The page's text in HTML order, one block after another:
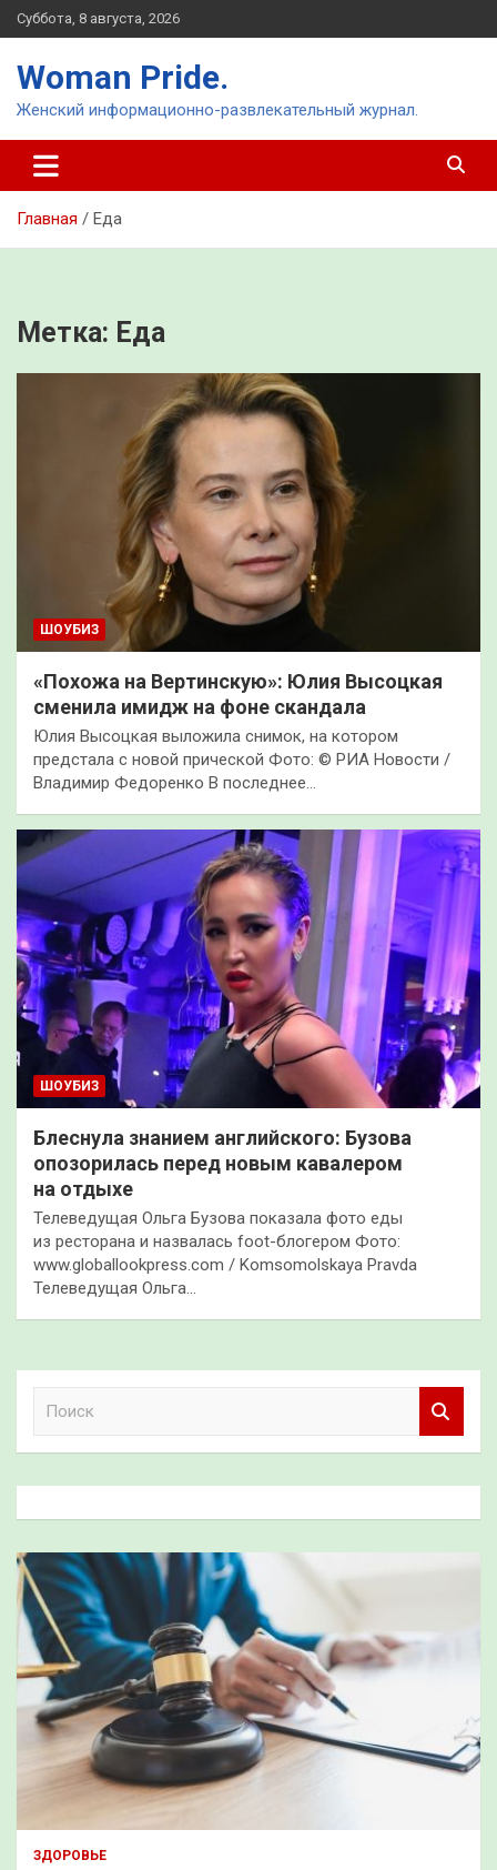
Перейти
к
Суббота, 8 августа, 2026
Woman Pride.
Женский информационно-развлекательный журнал.
Главная Еда
Метка: Еда
ШОУБИЗ
«Похожа на Вертинскую»: Юлия Высоцкая
сменила имидж на фоне скандала
Юлия Высоцкая выложила снимок, на котором
предстала с новой прической Фото: © РИА Новости /
Владимир Федоренко В последнее…
ШОУБИЗ
Блеснула знанием английского: Бузова
опозорилась перед новым кавалером
на отдыхе
Телеведущая Ольга Бузова показала фото еды
из ресторана и назвалась foot-блогером Фото:
www.globallookpress.com / Komsomolskaya Pravda
Телеведущая Ольга…
к
ЗДОРОВЬЕ